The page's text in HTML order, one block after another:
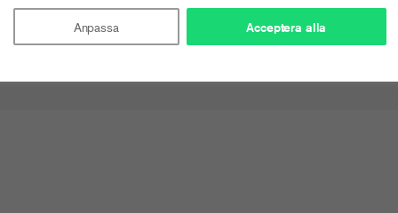
Anpassa Acceptera alla